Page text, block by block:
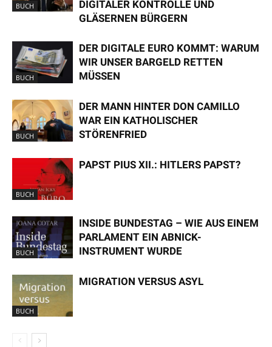
BUCH
DIGITALER KONTROLLE UND
GLÄSERNEN BÜRGERN
BUCH
DER DIGITALE EURO KOMMT: WARUM
WIR UNSER BARGELD RETTEN
MÜSSEN
BUCH
DER MANN HINTER DON CAMILLO
WAR EIN KATHOLISCHER
STÖRENFRIED
BUCH
PAPST PIUS XII.: HITLERS PAPST?
BUCH
INSIDE BUNDESTAG – WIE AUS EINEM
PARLAMENT EIN ABNICK-
INSTRUMENT WURDE
BUCH
MIGRATION VERSUS ASYL